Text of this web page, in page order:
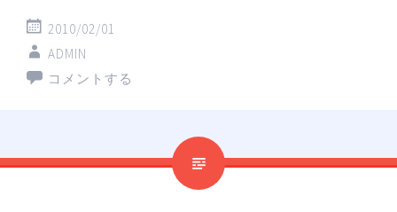
2010/02/01
ADMIN
コメントする